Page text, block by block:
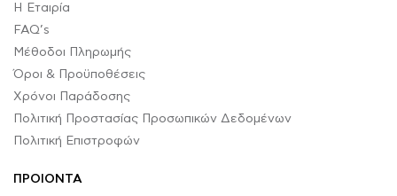
Η Εταιρία
FAQ’s
Μέθοδοι Πληρωμής
Όροι & Προϋποθέσεις
Χρόνοι Παράδοσης
Πολιτική Προστασίας Προσωπικών Δεδομένων
Πολιτική Επιστροφών
ΠΡΟΙΟΝΤΑ